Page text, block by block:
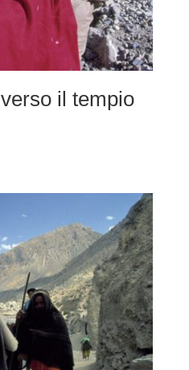
il tempio